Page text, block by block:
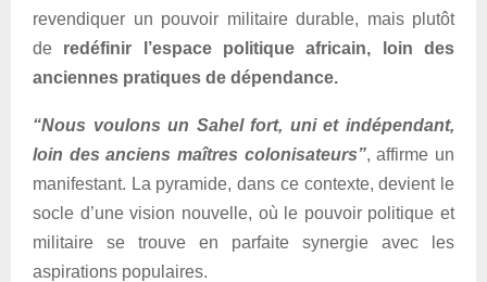
revendiquer un pouvoir militaire durable, mais plutôt
de redéfinir l’espace politique africain, loin des
anciennes pratiques de dépendance.
“Nous voulons un Sahel fort, uni et indépendant,
loin des anciens maîtres colonisateurs”, affirme un
manifestant. La pyramide, dans ce contexte, devient le
socle d’une vision nouvelle, où le pouvoir politique et
militaire se trouve en parfaite synergie avec les
aspirations populaires.